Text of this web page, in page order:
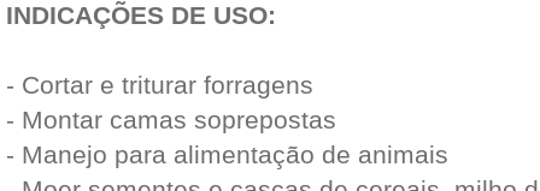
INDICAÇÕES DE USO:
- Cortar e triturar forragens
- Montar camas soprepostas
- Manejo para alimentação de animais